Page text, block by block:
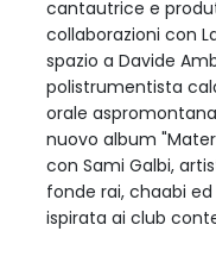
cantautrice e
collaborazioni con
spazio a Davide
polistrumentista
orale
nuovo album
con Sami Galbi,
fonde rai, chaabi
ispirata ai club